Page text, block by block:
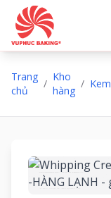
Trang
chủ
/
Kho
hàng
/ Kem